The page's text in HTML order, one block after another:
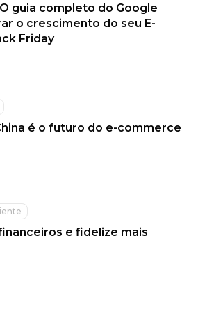
guia completo do Google
o crescimento do seu E-
Friday
é o futuro do e-commerce
e fidelize mais